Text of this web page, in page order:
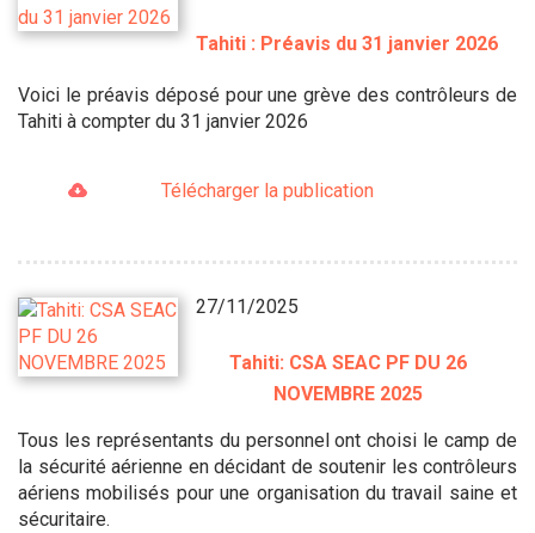
Tahiti : Préavis du 31 janvier 2026
Voici le préavis déposé pour une grève des contrôleurs de
Tahiti à compter du 31 janvier 2026
Télécharger la publication
27/11/2025
Tahiti: CSA SEAC PF DU 26
NOVEMBRE 2025
Tous les représentants du personnel ont choisi le camp de
la sécurité aérienne en décidant de soutenir les contrôleurs
aériens mobilisés pour une organisation du travail saine et
sécuritaire.